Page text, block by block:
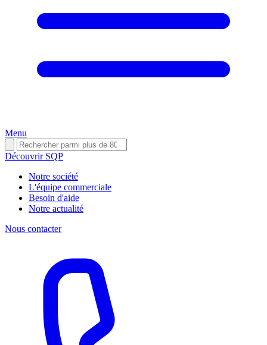
Menu
Découvrir SQP
Notre société
L'équipe commerciale
Besoin d'aide
Notre actualité
Nous contacter